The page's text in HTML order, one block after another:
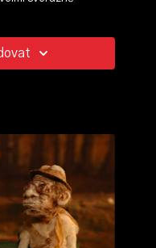
František Barta